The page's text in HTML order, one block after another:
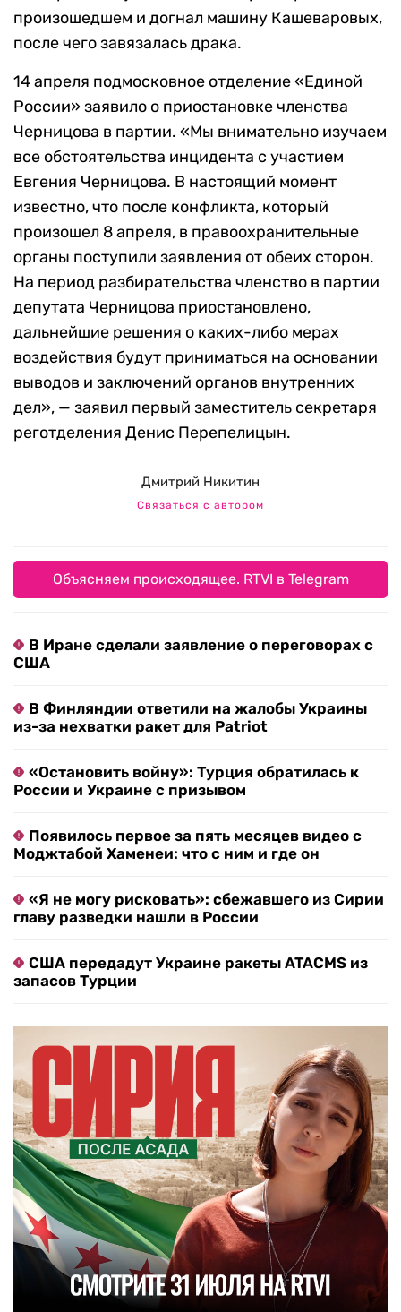
произошедшем и догнал машину Кашеваровых,
после чего завязалась драка.
14 апреля подмосковное отделение «Единой
России» заявило о приостановке членства
Черницова в партии. «Мы внимательно изучаем
все обстоятельства инцидента с участием
Евгения Черницова. В настоящий момент
известно, что после конфликта, который
произошел 8 апреля, в правоохранительные
органы поступили заявления от обеих сторон.
На период разбирательства членство в партии
депутата Черницова приостановлено,
дальнейшие решения о каких-либо мерах
воздействия будут приниматься на основании
выводов и заключений органов внутренних
дел», — заявил первый заместитель секретаря
реготделения Денис Перепелицын.
Дмитрий Никитин
Связаться с автором
Объясняем происходящее. RTVI в Telegram
В Иране сделали заявление о переговорах с
США
В Финляндии ответили на жалобы Украины
из-за нехватки ракет для Patriot
«Остановить войну»: Турция обратилась к
России и Украине с призывом
Появилось первое за пять месяцев видео с
Моджтабой Хаменеи: что с ним и где он
«Я не могу рисковать»: сбежавшего из Сирии
главу разведки нашли в России
США передадут Украине ракеты ATACMS из
запасов Турции